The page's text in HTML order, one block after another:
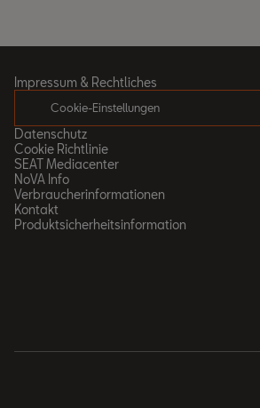
Impressum & Rechtliches
Cookie-Einstellungen
Datenschutz
Cookie Richtlinie
SEAT Mediacenter
NoVA Info
Verbraucherinformationen
Kontakt
Produktsicherheitsinformation